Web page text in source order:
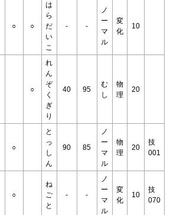
○ ○
は
ら
だ
い
こ
- -
ノ
ー
マ
ル
変
化
10
○
れ
ん
ぞ
く
ぎ
り
40 95
む
し
物
理
20
○
と
っ
し
ん
90 85
ノ
ー
マ
ル
物
理
20
技
001
○
ね
ご
と
- -
ノ
ー
マ
ル
変
化
10
技
070